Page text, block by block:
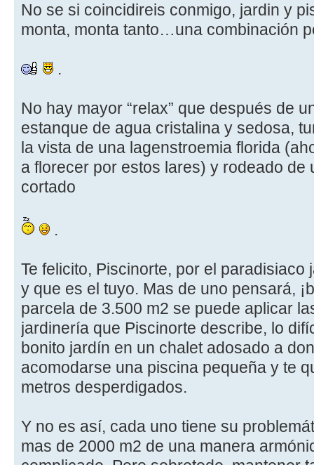
No se si coincidireis conmigo, jardin y
monta, monta tanto…una combinación
.
No hay mayor “relax” que después de
estanque de agua cristalina y sedosa,
la vista de una lagenstroemia florida
a florecer por estos lares) y rodeado de
cortado
.
Te felicito, Piscinorte, por el
y que es el tuyo. Mas de uno pensará,
parcela de 3.500 m2 se puede aplicar
jardinería que Piscinorte describe, lo
bonito jardín en un chalet adosado a
acomodarse una piscina pequeña y te
metros desperdigados.
Y no es así, cada uno tiene su
mas de 2000 m2 de una manera